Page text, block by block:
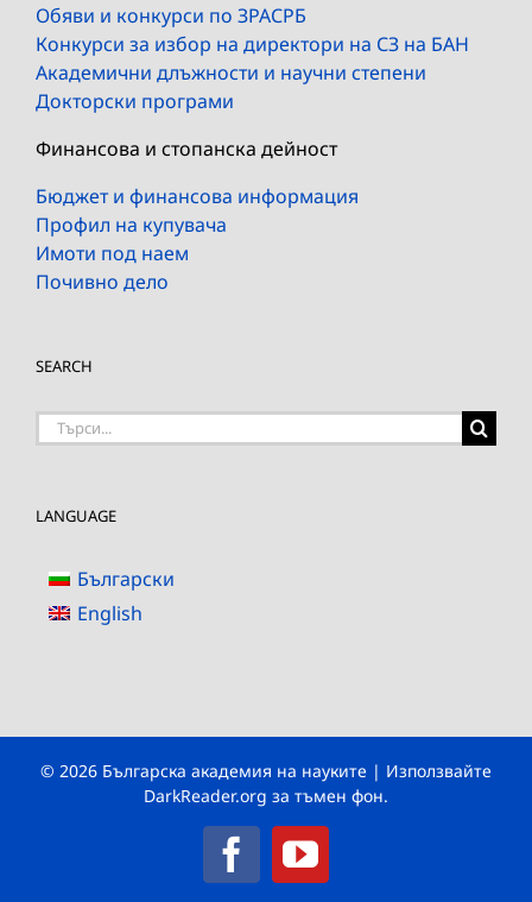
Обяви и конкурси по ЗРАСРБ
Конкурси за избор на директори на СЗ на БАН
Академични длъжности и научни степени
Докторски програми
Финансова и стопанска дейност
Бюджет и финансова информация
Профил на купувача
Имоти под наем
Почивно дело
SEARCH
Търсене
LANGUAGE
Български
English
© 2026 Българска академия на науките | Използвайте
DarkReader.org за тъмен фон.
FacebookYouTube